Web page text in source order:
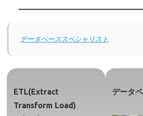
データベーススペシャリスト
ETL(Extract
Transform Load)
データ